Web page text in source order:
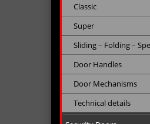
Classic
Super
Sliding – Folding –
Door Handles
Door Mechanisms
Technical details